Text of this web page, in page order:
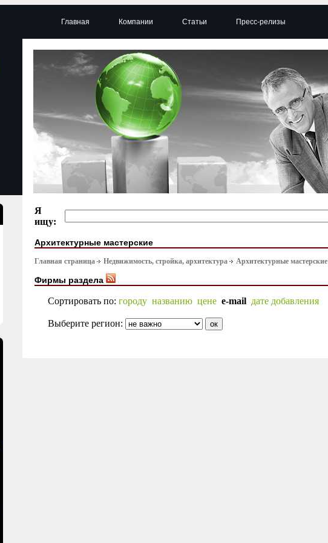
Главная Компании Статьи Пресс-релизы
Я
ищу:
Архитектурные мастерские
Главная страница Недвижимость, стройка, архитектура Архитектурные мастерские
Фирмы раздела
Сортировать по: городу названию цене e-mail дате добавления
Выберите регион: